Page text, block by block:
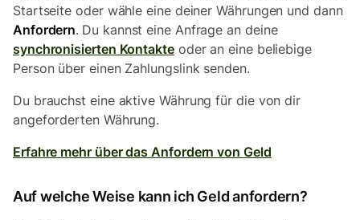
Startseite oder wähle eine deiner Währungen und dann
Anfordern. Du kannst eine Anfrage an deine
synchronisierten Kontakteoder an eine beliebige
Person über einen Zahlungslink senden.
Du brauchst eine aktive Währung für die von dir
angeforderten Währung.
Erfahre mehr über das Anfordern von Geld
Auf welche Weise kann ich Geld anfordern?